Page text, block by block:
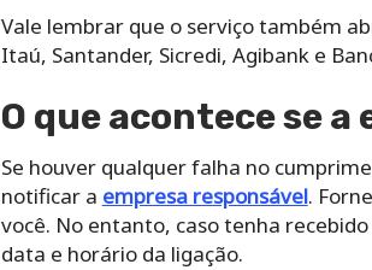
Vale lembrar que o serviço também
Itaú, Santander, Sicredi, Agibank e
O que acontece se
Se houver qualquer falha no
notificar a empresa responsável.
você. No entanto, caso tenha
data e horário da ligação.